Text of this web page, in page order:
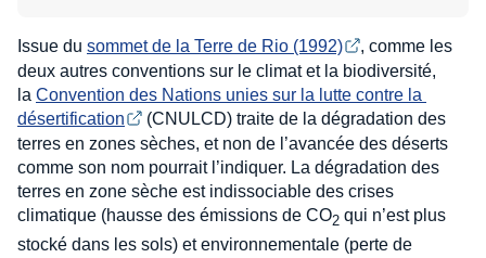
Issue du sommet de la Terre de Rio (1992)
, comme les
deux autres conventions sur le climat et la biodiversité,
la Convention des Nations unies sur la lutte contre la
désertification
(CNULCD) traite de la dégradation des
terres en zones sèches, et non de l’avancée des déserts
comme son nom pourrait l’indiquer. La dégradation des
terres en zone sèche est indissociable des crises
climatique (hausse des émissions de CO2 qui n’est plus
stocké dans les sols) et environnementale (perte de